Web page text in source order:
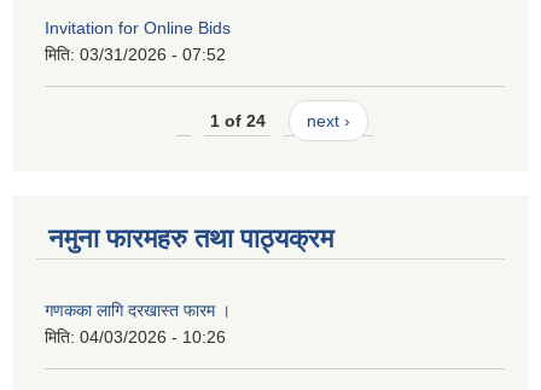
Invitation for Online Bids
मिति: 03/31/2026 - 07:52
1 of 24 next ›
नमुना फारमहरु तथा पाठ्यक्रम
गणकका लागि दरखास्त फारम ।
मिति: 04/03/2026 - 10:26